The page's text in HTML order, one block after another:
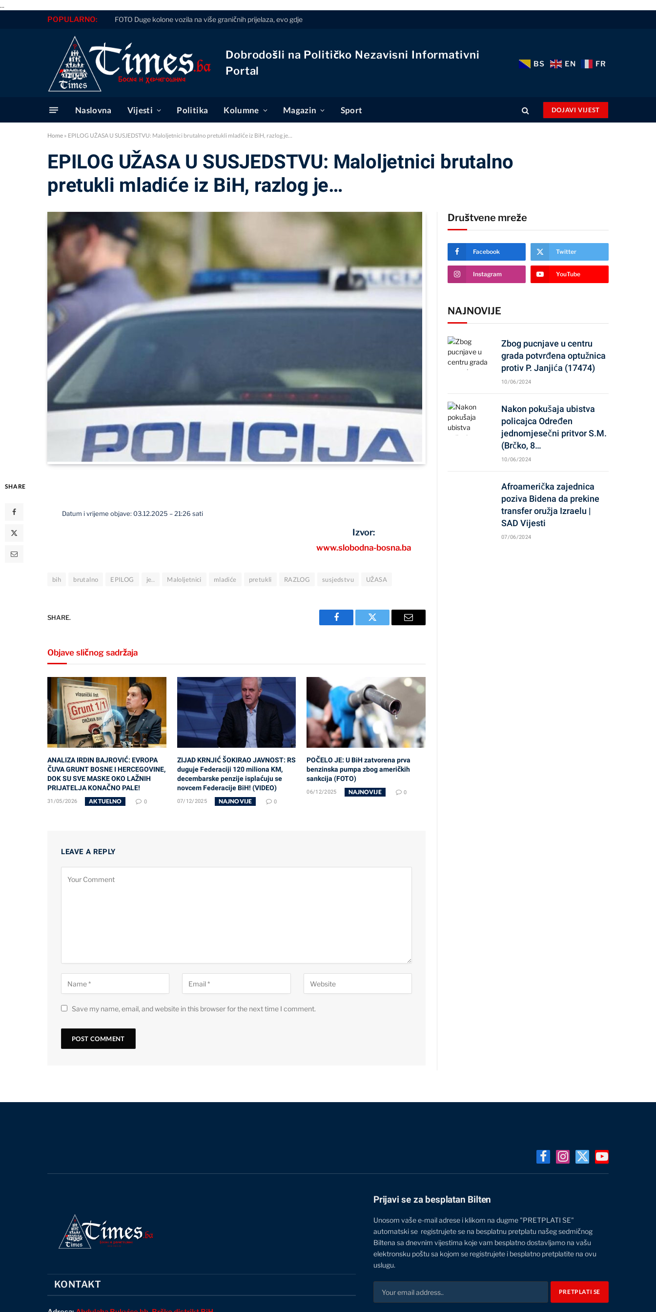
...
POPULARNO: FOTO Duge kolone vozila na više graničnih prijelaza, evo gdje
Dobrodošli na Političko Nezavisni Informativni
Portal
BS EN FR
Naslovna Vijesti Politika Kolumne Magazin Sport DOJAVI VIJEST
Home » EPILOG UŽASA U SUSJEDSTVU: Maloljetnici brutalno pretukli mladiće iz BiH, razlog je…
EPILOG UŽASA U SUSJEDSTVU: Maloljetnici brutalno
pretukli mladiće iz BiH, razlog je…
SHARE
Datum i vrijeme objave: 03.12.2025 – 21:26 sati
Izvor:
www.slobodna-bosna.ba
bih brutalno EPILOG je.. Maloljetnici mladiće pretukli RAZLOG susjedstvu UŽASA
SHARE.
Facebook Twitter Email
Objave sličnog sadržaja
ANALIZA IRDIN BAJROVIĆ: EVROPA
ČUVA GRUNT BOSNE I HERCEGOVINE,
DOK SU SVE MASKE OKO LAŽNIH
PRIJATELJA KONAČNO PALE!
31/05/2026 AKTUELNO 0
ZIJAD KRNJIĆ ŠOKIRAO JAVNOST: RS
duguje Federaciji 120 miliona KM,
decembarske penzije isplaćuju se
novcem Federacije BiH! (VIDEO)
07/12/2025 NAJNOVIJE 0
POČELO JE: U BiH zatvorena prva
benzinska pumpa zbog američkih
sankcija (FOTO)
06/12/2025 NAJNOVIJE 0
LEAVE A REPLY
Save my name, email, and website in this browser for the next time I comment.
Društvene mreže
Facebook Twitter
Instagram YouTube
NAJNOVIJE
Zbog pucnjave u centru
grada potvrđena optužnica
protiv P. Janjića (17474)
10/06/2024
Nakon pokušaja ubistva
policajca Određen
jednomjesečni pritvor S.M.
(Brčko, 8…
10/06/2024
Afroamerička zajednica
poziva Bidena da prekine
transfer oružja Izraelu |
SAD Vijesti
07/06/2024
FacebookInstagram
X
(Twitter)
YouTube
KONTAKT
Prijavi se za besplatan Bilten
Unosom vaše e-mail adrese i klikom na dugme "PRETPLATI SE"
automatski se registrujete se na besplatnu pretplatu našeg sedmičnog
Biltena sa dnevnim vijestima koje vam besplatno dostavljamo na vašu
elektronsku poštu sa kojom se registrujete i besplatno pretplatite na ovu
uslugu.